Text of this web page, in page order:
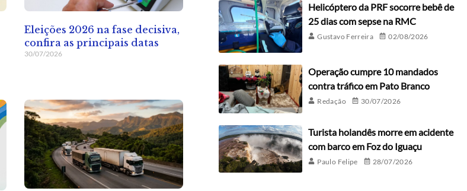
Eleições 2026 na fase decisiva,
confira as principais datas
30/07/2026
Helicóptero da PRF socorre bebê de
25 dias com sepse na RMC
Gustavo Ferreira 02/08/2026
Operação cumpre 10 mandados
contra tráfico em Pato Branco
Redação 30/07/2026
Turista holandês morre em acidente
com barco em Foz do Iguaçu
Paulo Felipe 28/07/2026